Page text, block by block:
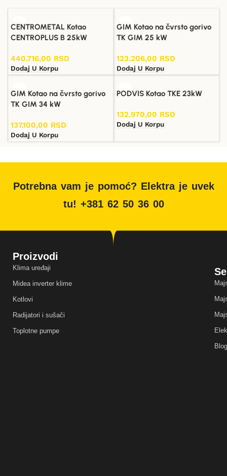
CENTROMETAL Kotao
CENTROPLUS B 25kW
440.716,00 RSD
Dodaj U Korpu
GIM Kotao na čvrsto gorivo
TK GIM 25 kW
123.206,00 RSD
Dodaj U Korpu
GIM Kotao na čvrsto gorivo
TK GIM 34 kW
137.100,00 RSD
Dodaj U Korpu
PODVIS Kotao TKE 23kW
132.970,00 RSD
Dodaj U Korpu
Potrebna vam je pomoć? Elektra je uvek
tu! +381 62 50 36 00
Proizvodi
Klima uređaji
Midea inverter klime
Kotlovi
Radijatori i sušači
Toplotne pumpe
Blog